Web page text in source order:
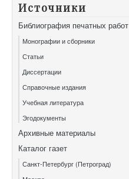
Источники
Библиография печатных работ
Монографии и сборники
Статьи
Диссертации
Справочные издания
Учебная литература
Эгодокументы
Архивные материалы
Каталог газет
Санкт-Петербург (Петроград)